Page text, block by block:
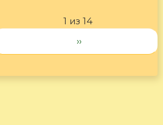
1 из 14
››